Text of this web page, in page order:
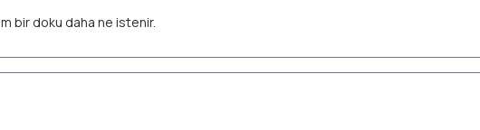
bir doku daha ne istenir.